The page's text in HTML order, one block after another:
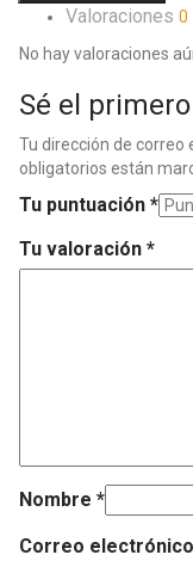
Valoraciones 0
No hay valoraciones
Sé el primero
Tu dirección de correo
obligatorios están
Tu puntuación *
Tu valoración *
Nombre *
Correo electrónico